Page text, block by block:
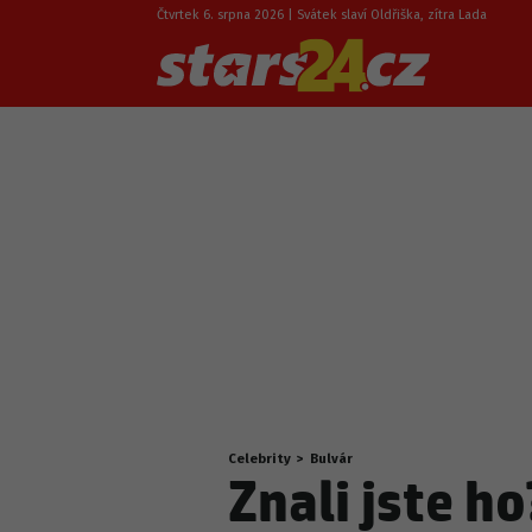
Čtvrtek 6. srpna 2026 | Svátek slaví Oldřiška, zítra Lada
Nacházíte
se
zde:
Celebrity > Bulvár
Znali jste